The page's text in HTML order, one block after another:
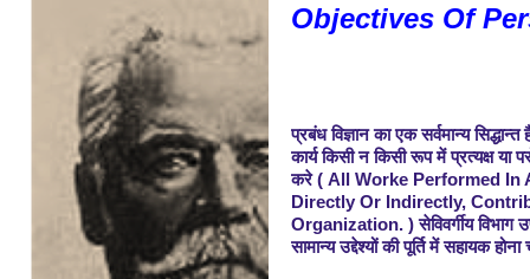
Objectives Of
प्रबंध विज्ञान का एक सर्वमान्य
कार्य किसी न किसी रूप में प्रत्यक्ष या
करे ( All Worke Performed In
Directly Or Indirectly,
Organization. ) सेविवर्गीय विभाग
सामान्य उद्देश्यों की पूर्ति में सहायक होना